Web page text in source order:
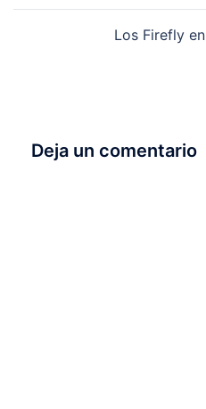
Los Firefly
Deja un comentario